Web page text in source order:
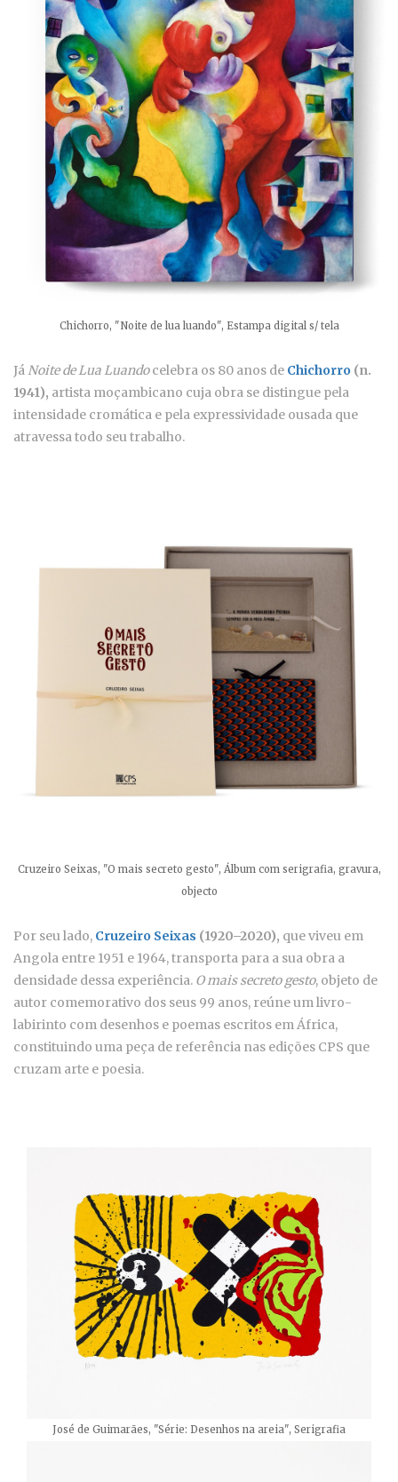
Chichorro, "Noite de lua luando", Estampa digital s/ tela
JáNoite de Lua Luandocelebra os 80 anos de Chichorro (n.
1941), artista moçambicano cuja obra se distingue pela
intensidade cromática e pela expressividade ousada que
atravessa todo seu trabalho.
Cruzeiro Seixas, "O mais secreto gesto", Álbum com serigrafia, gravura,
objecto
Por seu lado, Cruzeiro Seixas (1920–2020), que viveu em
Angola entre 1951 e 1964, transporta para a sua obra a
densidade dessa experiência. O mais secreto gesto, objeto de
autor comemorativo dos seus 99 anos, reúne um livro-
labirinto com desenhos e poemas escritos em África,
constituindo uma peça de referência nas edições CPS que
cruzam arte e poesia.
José de Guimarães, "Série: Desenhos na areia", Serigrafia